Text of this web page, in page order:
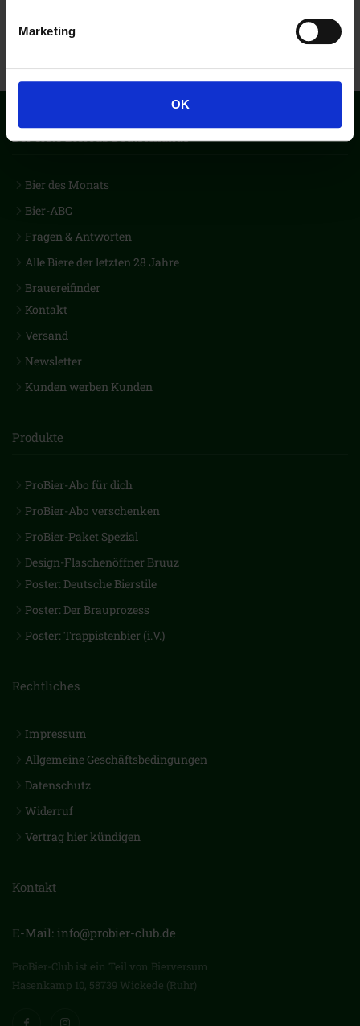
Marketing
OK
Der erste Biercub Deutschlands
Bier des Monats
Bier-ABC
Fragen & Antworten
Alle Biere der letzten 28 Jahre
Brauereifinder
Kontakt
Versand
Newsletter
Kunden werben Kunden
Produkte
ProBier-Abo für dich
ProBier-Abo verschenken
ProBier-Paket Spezial
Design-Flaschenöffner Bruuz
Poster: Deutsche Bierstile
Poster: Der Brauprozess
Poster: Trappistenbier (i.V.)
Rechtliches
Impressum
Allgemeine Geschäftsbedingungen
Datenschutz
Widerruf
Vertrag hier kündigen
Kontakt
E-Mail: info@probier-club.de
ProBier-Club ist ein Teil von Bierversum
Hasenkamp 10, 58739 Wickede (Ruhr)